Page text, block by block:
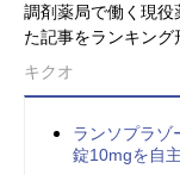
調剤薬局で働く現役
た記事をランキング
キクオ
ランソプラゾ
錠10mgを自